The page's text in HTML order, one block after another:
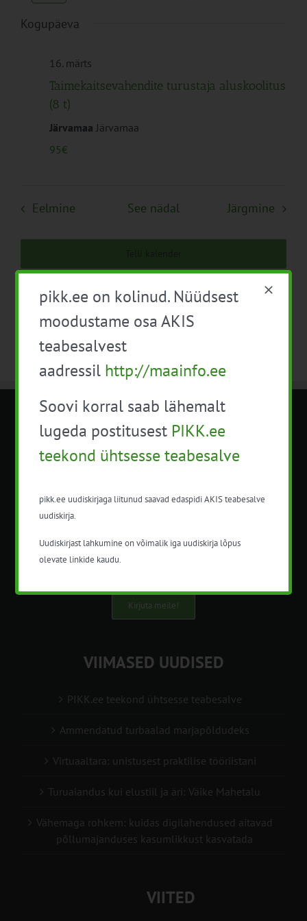
Kogupäeva
16. märts
Taimekaitsevahendite turustaja aluskoolitus
(8 t)
Järvamaa Järvamaa
95€
Eelmine See nädal Järgmine
METK NÕUANDETEENISTUS
Nõuandeteenistuse nimetuse alt
nõustamisteenuseid.
info@pikk.ee
Kirjuta meile!
VIIMASED UUDISED
PIKK.ee teekond ühtsesse teabesalve
Ammendatud turbaalad marjapõldudeks
Virtuaaltara: unistusest praktilise tööriistani
Turuaiandus kui elustiil ja äri: Väike Mahetalu
Vähemaga rohkem: kuidas digilahendused aitavad
põllumajanduses kasumlikkust kasvatada
VIITED
pikk.ee on kolinud. Nüüdsest
moodustame osa AKIS
teabesalvest
aadressil http://maainfo.ee
Soovi korral saab lähemalt
lugeda postitusest PIKK.ee
teekond ühtsesse teabesalve
pikk.ee uudiskirjaga liitunud saavad edaspidi AKIS teabesalve
uudiskirja.
Uudiskirjast lahkumine on võimalik iga uudiskirja lõpus
olevate linkide kaudu.